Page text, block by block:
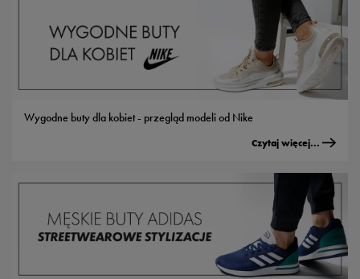
Wygodne buty dla kobiet - przegląd modeli od Nike
Czytaj więcej...